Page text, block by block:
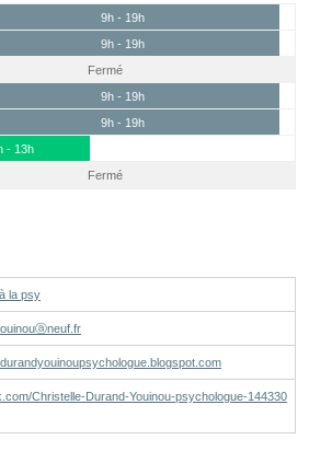
9h - 19h
9h - 19h
Fermé
9h - 19h
9h - 19h
- 13h
Fermé
la psy
Christelle-Durand-Youinou-psychologue-144330